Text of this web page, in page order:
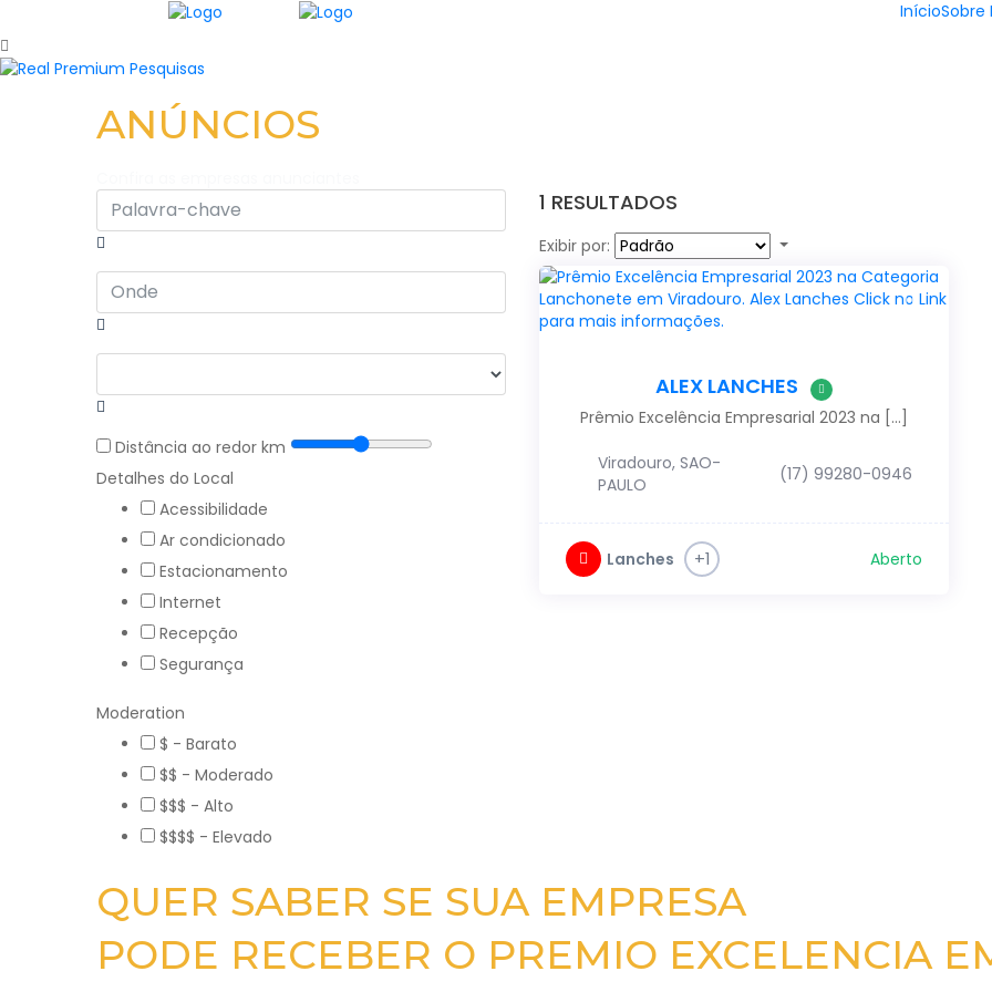
InícioSobre
ANÚNCIOS
Distância ao redor km
Detalhes do Local
Acessibilidade
Ar condicionado
Estacionamento
Internet
Recepção
Segurança
Moderation
$ - Barato
$$ - Moderado
$$$ - Alto
$$$$ - Elevado
1 RESULTADOS
Exibir por:
ALEX LANCHES
Prêmio Excelência Empresarial 2023 na […]
Viradouro, SAO-
PAULO
(17) 99280-0946
Lanches +1 Aberto
QUER SABER SE SUA EMPRESA
PODE RECEBER O PREMIO EXCELENCIA